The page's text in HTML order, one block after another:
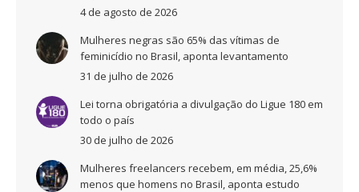
4 de agosto de 2026
Mulheres negras são 65% das vítimas de
feminicídio no Brasil, aponta levantamento
31 de julho de 2026
Lei torna obrigatória a divulgação do Ligue 180 em
todo o país
30 de julho de 2026
Mulheres freelancers recebem, em média, 25,6%
menos que homens no Brasil, aponta estudo